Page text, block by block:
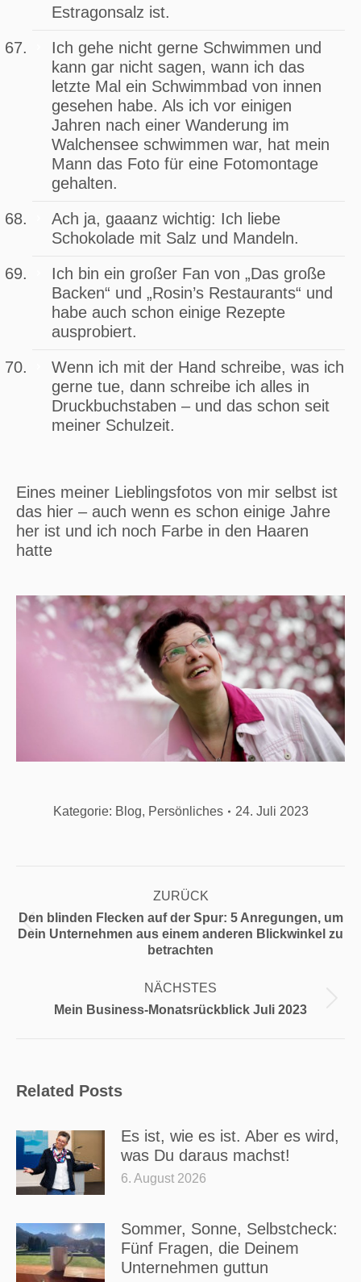
Estragonsalz ist.
Ich gehe nicht gerne Schwimmen und
kann gar nicht sagen, wann ich das
letzte Mal ein Schwimmbad von innen
gesehen habe. Als ich vor einigen
Jahren nach einer Wanderung im
Walchensee schwimmen war, hat mein
Mann das Foto für eine Fotomontage
gehalten.
Ach ja, gaaanz wichtig: Ich liebe
Schokolade mit Salz und Mandeln.
Ich bin ein großer Fan von „Das große
Backen“ und „Rosin’s Restaurants“ und
habe auch schon einige Rezepte
ausprobiert.
Wenn ich mit der Hand schreibe, was ich
gerne tue, dann schreibe ich alles in
Druckbuchstaben – und das schon seit
meiner Schulzeit.
Eines meiner Lieblingsfotos von mir selbst ist
das hier – auch wenn es schon einige Jahre
her ist und ich noch Farbe in den Haaren
hatte
Kategorie: Blog, Persönliches 24. Juli 2023
ZURÜCK
Vorheriger
Beitrag:
Den blinden Flecken auf der Spur: 5 Anregungen, um
Dein Unternehmen aus einem anderen Blickwinkel zu
betrachten
NÄCHSTES
Nächster
Mein Business-Monatsrückblick Juli 2023
Related Posts
Es ist, wie es ist. Aber es wird,
was Du daraus machst!
6. August 2026
Sommer, Sonne, Selbstcheck:
Fünf Fragen, die Deinem
Unternehmen guttun